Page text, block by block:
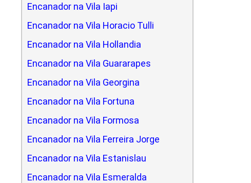
Encanador na Vila Iapi
Encanador na Vila Horacio Tulli
Encanador na Vila Hollandia
Encanador na Vila Guararapes
Encanador na Vila Georgina
Encanador na Vila Fortuna
Encanador na Vila Formosa
Encanador na Vila Ferreira Jorge
Encanador na Vila Estanislau
Encanador na Vila Esmeralda